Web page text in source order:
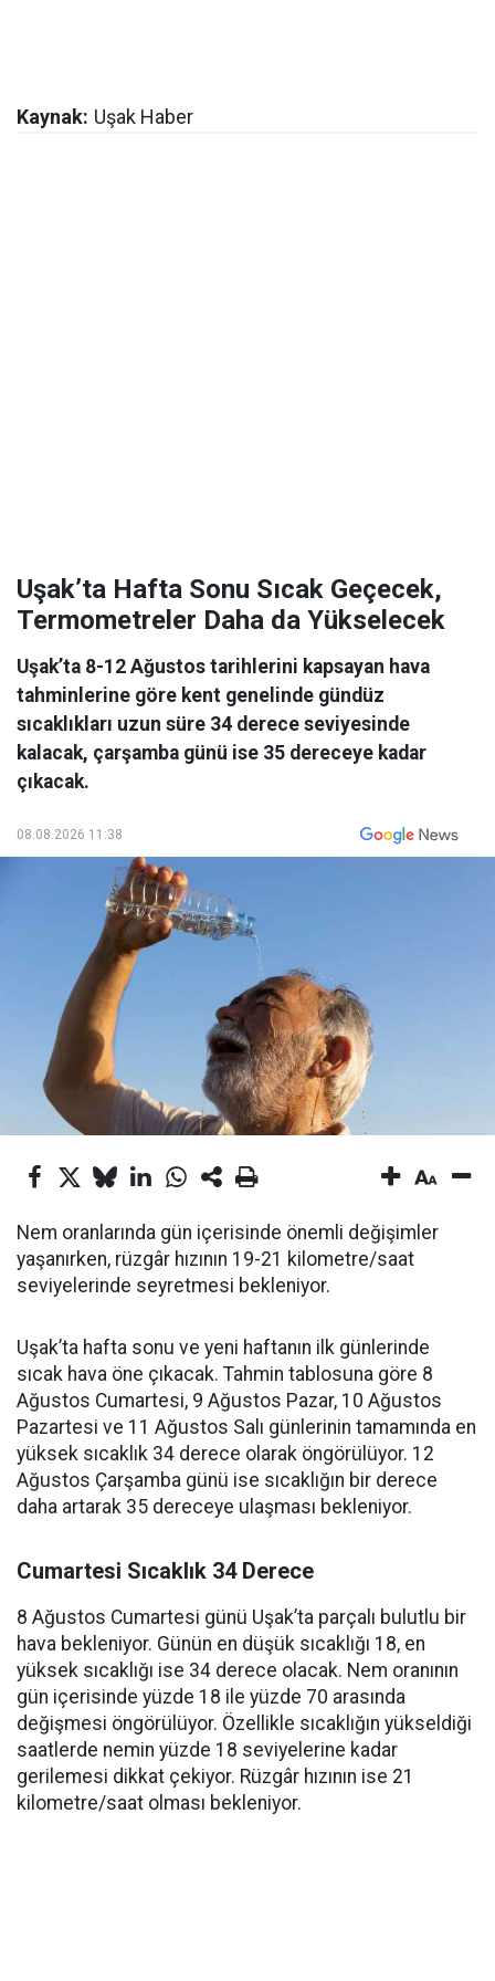
Kaynak: Uşak Haber
Uşak’ta Hafta Sonu Sıcak Geçecek,
Termometreler Daha da Yükselecek
Uşak’ta 8-12 Ağustos tarihlerini kapsayan hava
tahminlerine göre kent genelinde gündüz
sıcaklıkları uzun süre 34 derece seviyesinde
kalacak, çarşamba günü ise 35 dereceye kadar
çıkacak.
08.08.2026 11:38
Nem oranlarında gün içerisinde önemli değişimler
yaşanırken, rüzgâr hızının 19-21 kilometre/saat
seviyelerinde seyretmesi bekleniyor.
Uşak’ta hafta sonu ve yeni haftanın ilk günlerinde
sıcak hava öne çıkacak. Tahmin tablosuna göre 8
Ağustos Cumartesi, 9 Ağustos Pazar, 10 Ağustos
Pazartesi ve 11 Ağustos Salı günlerinin tamamında en
yüksek sıcaklık 34 derece olarak öngörülüyor. 12
Ağustos Çarşamba günü ise sıcaklığın bir derece
daha artarak 35 dereceye ulaşması bekleniyor.
Cumartesi Sıcaklık 34 Derece
8 Ağustos Cumartesi günü Uşak’ta parçalı bulutlu bir
hava bekleniyor. Günün en düşük sıcaklığı 18, en
yüksek sıcaklığı ise 34 derece olacak. Nem oranının
gün içerisinde yüzde 18 ile yüzde 70 arasında
değişmesi öngörülüyor. Özellikle sıcaklığın yükseldiği
saatlerde nemin yüzde 18 seviyelerine kadar
gerilemesi dikkat çekiyor. Rüzgâr hızının ise 21
kilometre/saat olması bekleniyor.